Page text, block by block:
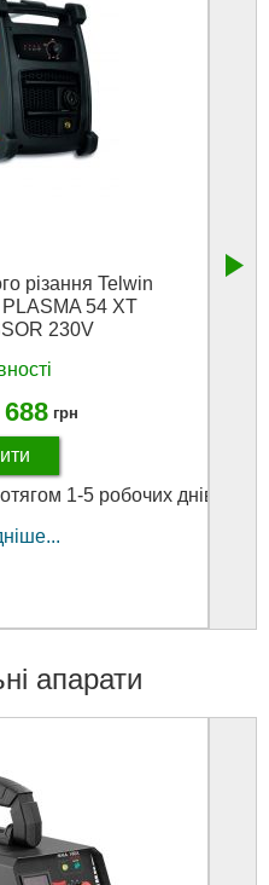
різання Telwin
54 XT
230V
грн
1-5 робочих днів
апарати